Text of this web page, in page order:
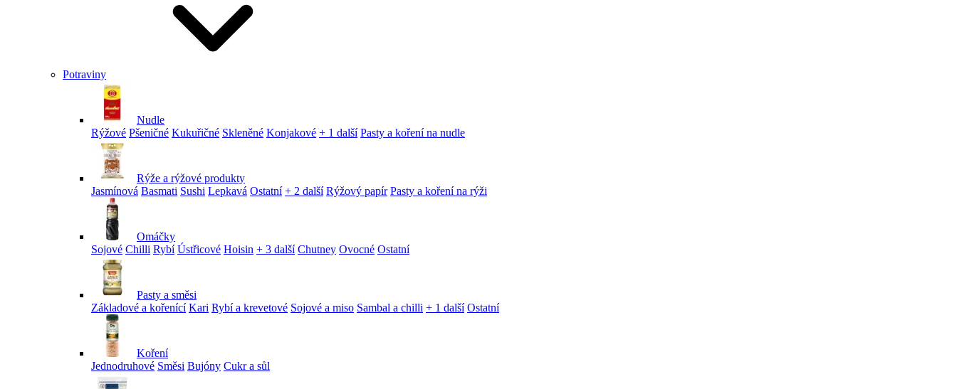
Potraviny
Nudle
Rýžové Pšeničné Kukuřičné Skleněné Konjakové + 1 další Pasty a koření na nudle
Rýže a rýžové produkty
Jasmínová Basmati Sushi Lepkavá Ostatní + 2 další Rýžový papír Pasty a koření na rýži
Omáčky
Sojové Chilli Rybí Ústřicové Hoisin + 3 další Chutney Ovocné Ostatní
Pasty a směsi
Základové a kořenící Kari Rybí a krevetové Sojové a miso Sambal a chilli + 1 další Ostatní
Koření
Jednodruhové Směsi Bujóny Cukr a sůl